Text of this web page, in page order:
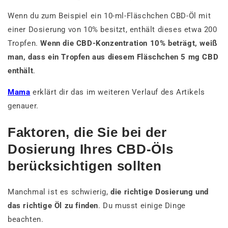
Wenn du zum Beispiel ein 10-ml-Fläschchen CBD-Öl mit
einer Dosierung von 10% besitzt, enthält dieses etwa 200
Tropfen.Wenn die CBD-Konzentration 10% beträgt, weiß
man, dass ein Tropfen aus diesem Fläschchen 5 mg CBD
enthält.
Mama erklärt dir das im weiteren Verlauf des Artikels
genauer.
Faktoren, die Sie bei der
Dosierung Ihres CBD-Öls
berücksichtigen sollten
Manchmal ist es schwierig,die richtige Dosierung und
das richtige Öl zu finden. Du musst einige Dinge
beachten.